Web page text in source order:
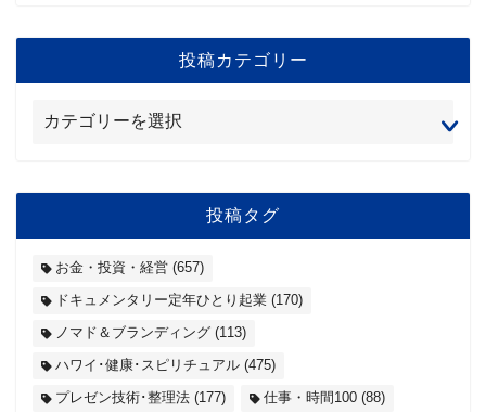
投稿カテゴリー
投稿タグ
お金・投資・経営 (657)
ドキュメンタリー定年ひとり起業 (170)
ノマド＆ブランディング (113)
ハワイ･健康･スピリチュアル (475)
プレゼン技術･整理法 (177) 仕事・時間100 (88)